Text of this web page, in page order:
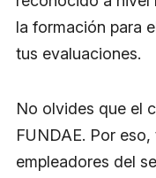
la formación para
tus evaluaciones.
No olvides que el
FUNDAE. Por
empleadores del